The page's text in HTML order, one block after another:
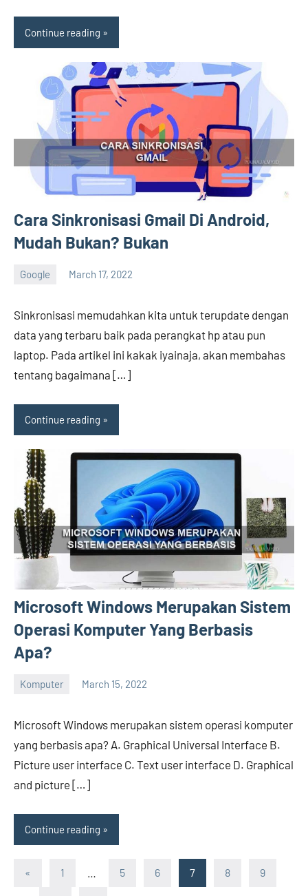
Continue reading
Cara Sinkronisasi Gmail Di Android,
Mudah Bukan? Bukan
Google March 17, 2022
Hengky
Sinkronisasi memudahkan kita untuk terupdate dengan
data yang terbaru baik pada perangkat hp atau pun
laptop. Pada artikel ini kakak iyainaja, akan membahas
tentang bagaimana […]
Continue reading
Microsoft Windows Merupakan Sistem
Operasi Komputer Yang Berbasis
Apa?
Komputer March 15, 2022
Hengky
Microsoft Windows merupakan sistem operasi komputer
yang berbasis apa? A. Graphical Universal Interface B.
Picture user interface C. Text user interface D. Graphical
and picture […]
Continue reading
Posts
« Previous
1 5 6 7 8 9